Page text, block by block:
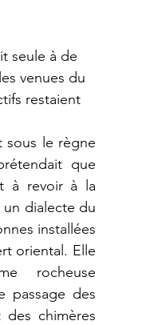
seule à de
venues du
restaient
sous le règne
que
à revoir à la
un dialecte du
installées
oriental. Elle
rocheuse
passage des
chimères